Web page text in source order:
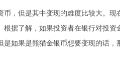
币，但是其中变现的难度比较大。
根据了解，如果投资者在银行对投
是如果是熊猫金银币想要变现的话，